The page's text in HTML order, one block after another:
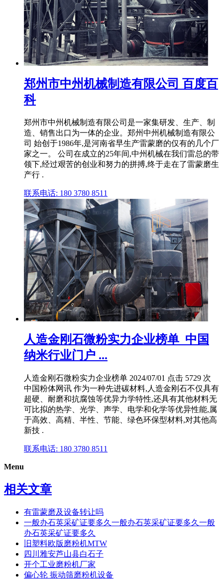
郑州市中州机械制造有限公司 百度百
科
郑州市中州机械制造有限公司是一家集研发、生产、制
造、销售出口为一体的企业。郑州中州机械制造有限公
司 始创于1986年,是河南省早生产雷蒙磨的仅有的几个厂
家之一。 公司在成立的25年间,中州机械在我们雷总的带
领下,经过艰苦的创业和努力的拼搏,终于走在了雷蒙磨生
产行 .
联系电话: 180 3780 8511
人造金刚石微粉实力企业榜单_中国
纳米行业门户 ...
人造金刚石微粉实力企业榜单 2024/07/01 点击 5729 次
中国粉体网讯 作为一种先进碳材料,人造金刚石不仅具有
超硬、耐磨和抗腐蚀等优异力学特性,还具有其他材料无
可比拟的热学、光学、声学、电学和化学等优异性能,属
于高效、高精、半性、节能、绿色环保型材料,对其他高
新技 .
联系电话: 180 3780 8511
Menu
相关文章
有雷蒙磨及设备转让吗
一般办石英采矿证要多久一般办石英采矿证要多久一般
办石英采矿证要多久
旧塑料欧版磨粉机MTW
四川雅安芦山县白石子
开个工业磨粉机厂家
偏心轮 振动筛磨粉机设备